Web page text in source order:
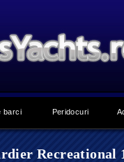
barci Peridocuri
Recreational